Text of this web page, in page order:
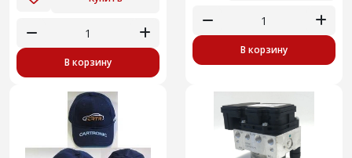
В корзину
В корзину